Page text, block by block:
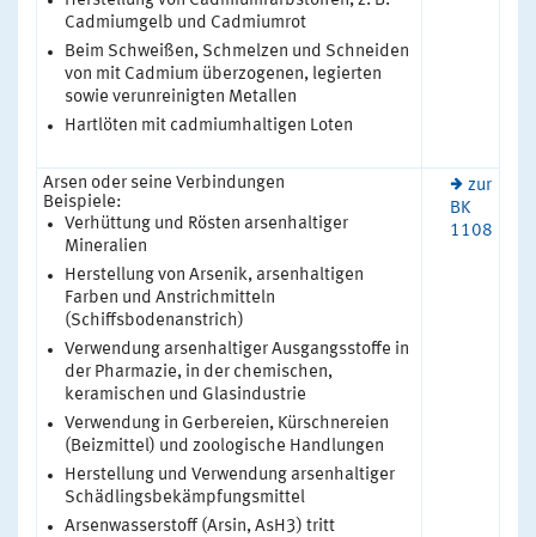
Cadmiumgelb und Cadmiumrot
Beim Schweißen, Schmelzen und Schneiden
von mit Cadmium überzogenen, legierten
sowie verunreinigten Metallen
Hartlöten mit cadmiumhaltigen Loten
Arsen oder seine Verbindungen
Beispiele:
Verhüttung und Rösten arsenhaltiger
Mineralien
Herstellung von Arsenik, arsenhaltigen
Farben und Anstrichmitteln
(Schiffsbodenanstrich)
Verwendung arsenhaltiger Ausgangsstoffe in
der Pharmazie, in der chemischen,
keramischen und Glasindustrie
Verwendung in Gerbereien, Kürschnereien
(Beizmittel) und zoologische Handlungen
Herstellung und Verwendung arsenhaltiger
Schädlingsbekämpfungsmittel
Arsenwasserstoff (Arsin, AsH3) tritt
zur
BK
1108